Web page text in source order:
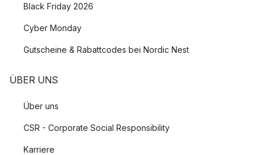
Black Friday 2026
Cyber Monday
Gutscheine & Rabattcodes bei Nordic Nest
ÜBER UNS
Über uns
CSR - Corporate Social Responsibility
Karriere